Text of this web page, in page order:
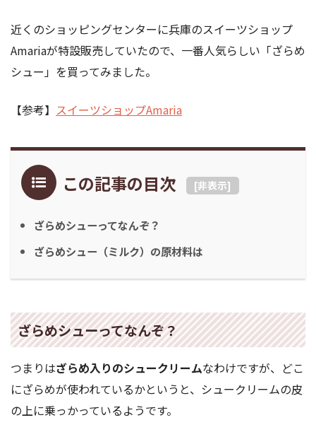
近くのショッピングセンターに兵庫のスイーツショップ
Amariaが特設販売していたので、一番人気らしい「ざらめ
シュー」を買ってみました。
【参考】 スイーツショップAmaria
この記事の目次 [非表示]
ざらめシューってなんぞ？
ざらめシュー（ミルク）の原材料は
ざらめシューってなんぞ？
つまりはざらめ入りのシュークリームなわけですが、どこ
にざらめが使われているかというと、シュークリームの皮
の上に乗っかっているようです。